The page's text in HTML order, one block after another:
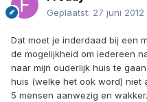
Geplaatst: 27 juni 2012
Dat moet je inderdaad bij een
de mogelijkheid om iedereen
naar mijn ouderlijk huis te
huis (welke het ook word) niet
5 mensen aanwezig en wakker.